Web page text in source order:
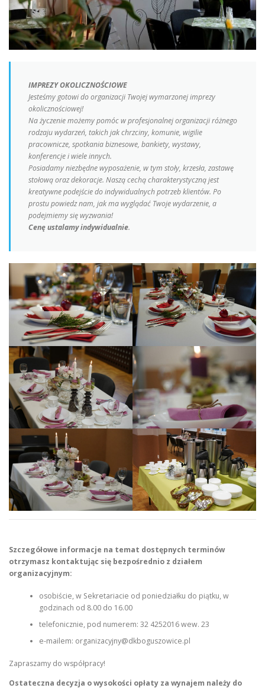
IMPREZY OKOLICZNOŚCIOWE
Jesteśmy gotowi do organizacji Twojej wymarzonej imprezy
okolicznościowej!
Na życzenie możemy pomóc w profesjonalnej organizacji różnego
rodzaju wydarzeń, takich jak chrzciny, komunie, wigilie
pracownicze, spotkania biznesowe, bankiety, wystawy,
konferencje i wiele innych.
Posiadamy niezbędne wyposażenie, w tym stoły, krzesła, zastawę
stołową oraz dekoracje. Naszą cechą charakterystyczną jest
kreatywne podejście do indywidualnych potrzeb klientów. Po
prostu powiedz nam, jak ma wyglądać Twoje wydarzenie, a
podejmiemy się wyzwania!
Cenę ustalamy indywidualnie.
Szczegółowe informacje na temat dostępnych terminów
otrzymasz kontaktując się bezpośrednio z działem
organizacyjnym:
osobiście, w Sekretariacie od poniedziałku do piątku, w
godzinach od 8.00 do 16.00
telefonicznie, pod numerem: 32 4252016 wew. 23
e-mailem: organizacyjny@dkboguszowice.pl
Zapraszamy do współpracy!
Ostateczna decyzja o wysokości opłaty za wynajem należy do